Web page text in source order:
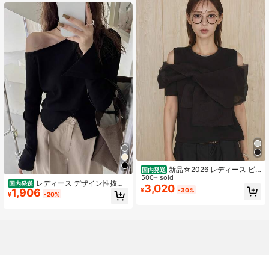
タイト ガーリー フェミニン 大人可
愛い 上品 きれいめ お呼ばれ 謝恩会
二次会 デート 女子会 アフタヌーン
ティー リゾート 旅行 撮影 写真映え
ライトブルー 水色 涼しい 柔らかい
通気性 夏服 清楚 量産型 フレンチガ
ーリー デザインカットソー 透け感
二の腕カバー 顔映え 美肌見せ 伸縮
性 快適 高見え 骨格ウェーブ 骨格ス
トレート 20代 30代 お出かけ ライブ
参戦服
国内発送 レディース デザイン性抜群
斜めネック オフショルダー 長袖ニッ
ト セクシー ショルダー出し アシン
¥1,906 -20%
国内発送 新品☆2026 レディース ビ
ッグリボン オフショルダー シアート
ップス 半袖Tシャツ 肩見せ 着痩せ ゆ
ったり 体型カバー 韓国ファッション
500+ sold
¥3,020 -30%